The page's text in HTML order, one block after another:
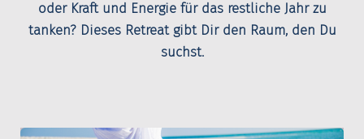
oder Kraft und Energie für das restliche Jahr zu
tanken? Dieses Retreat gibt Dir den Raum, den Du
suchst.